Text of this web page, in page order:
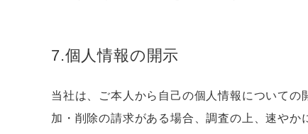
7.個人情報の開示
当社は、ご本人から自己の個人情報について
加・削除の請求がある場合、調査の上、速や